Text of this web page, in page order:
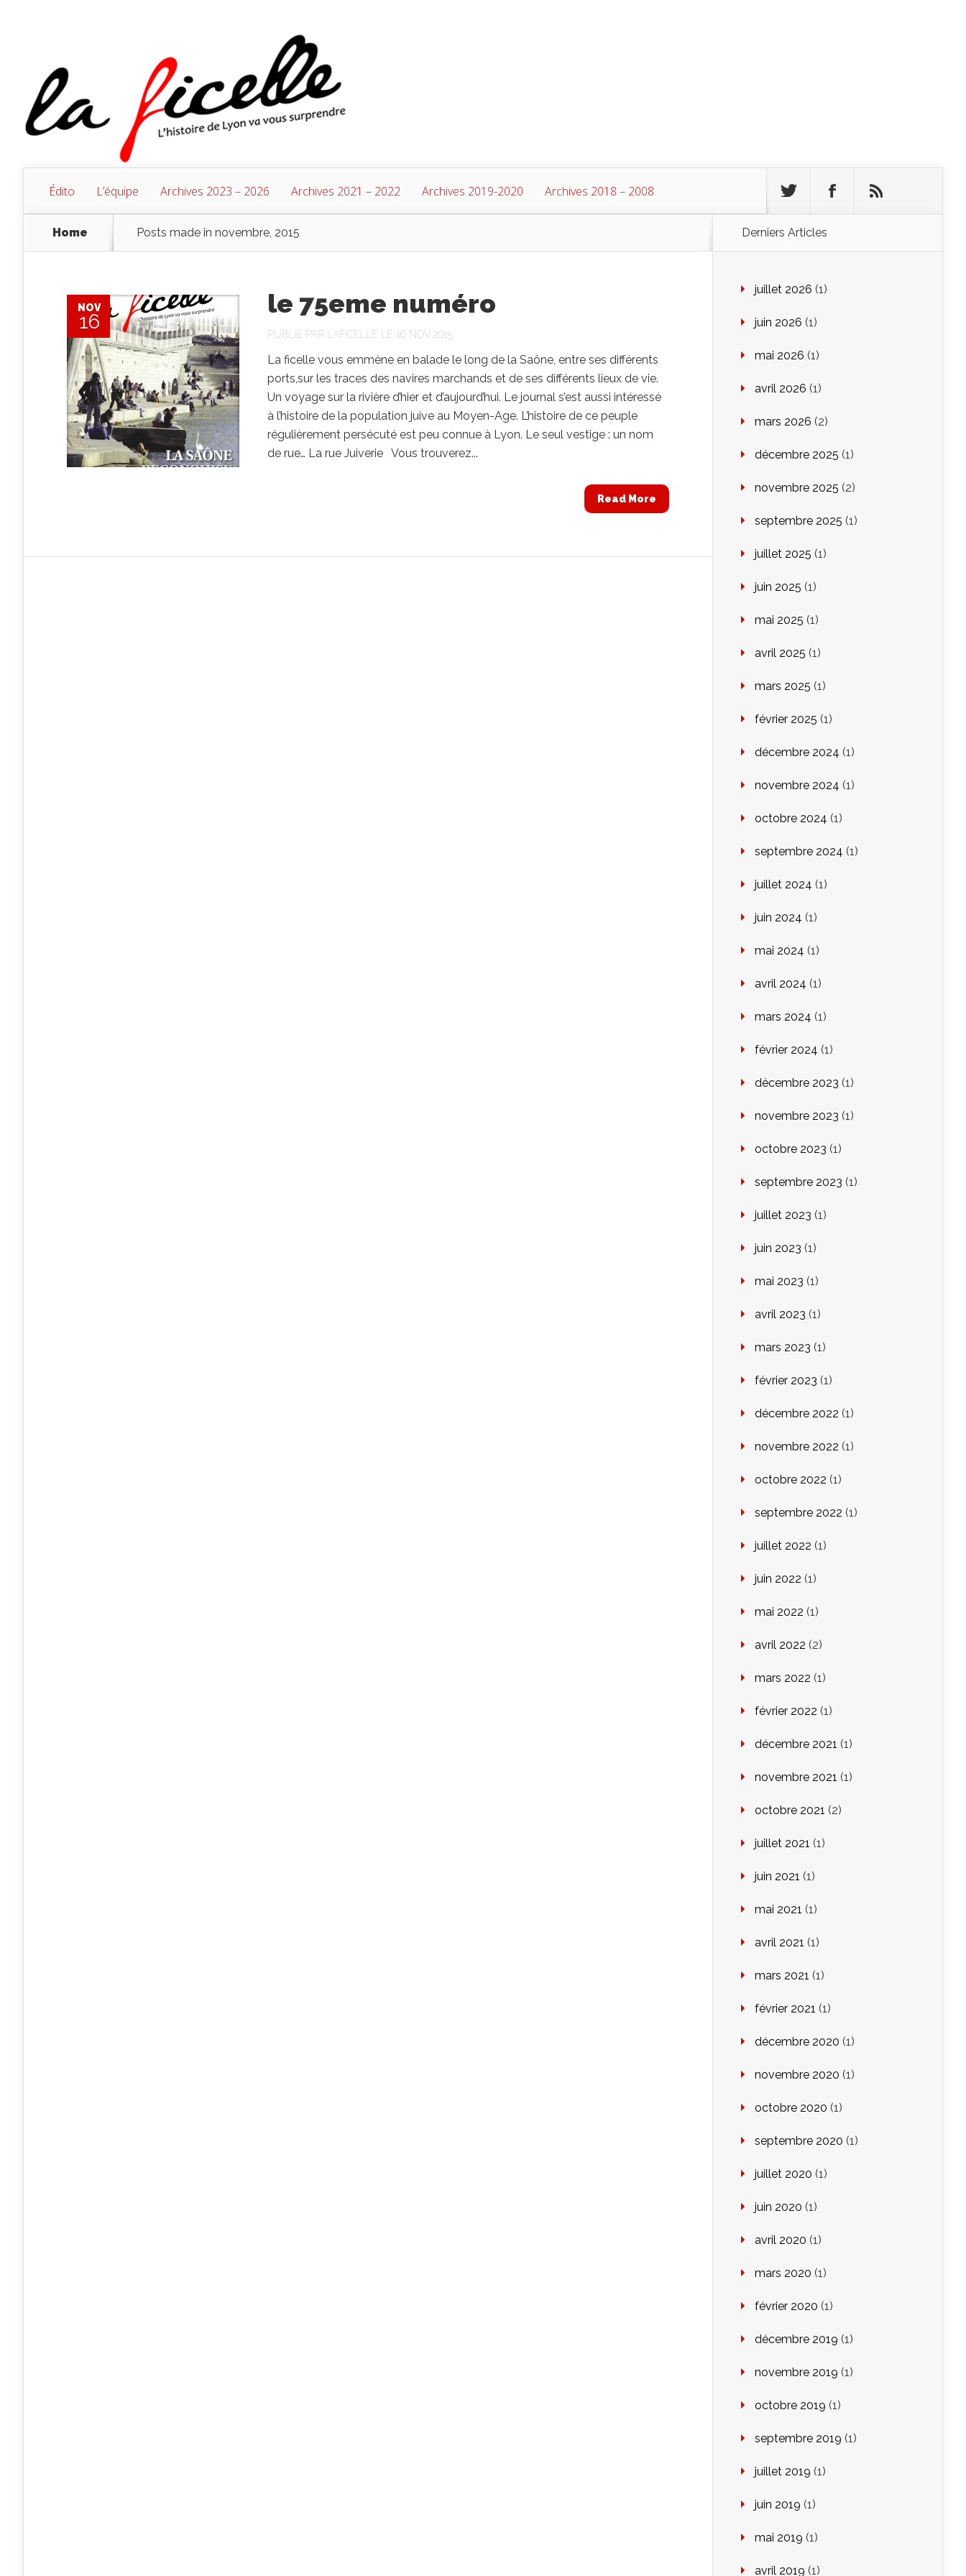
Édito L’équipe Archives 2023 – 2026 Archives 2021 – 2022 Archives 2019-2020 Archives 2018 – 2008
Home Posts made in novembre, 2015
NOV
16
le 75eme numéro
PUBLIÉ PAR LAFICELLE LE 16 NOV 2015
La ficelle vous emmène en balade le long de la Saône, entre ses différents
ports,sur les traces des navires marchands et de ses différents lieux de vie.
Un voyage sur la rivière d’hier et d’aujourd’hui. Le journal s’est aussi intéressé
à l’histoire de la population juive au Moyen-Age. L’histoire de ce peuple
régulièrement persécuté est peu connue à Lyon. Le seul vestige : un nom
de rue… La rue Juiverie Vous trouverez...
Read More
Derniers Articles
juillet 2026 (1)
juin 2026 (1)
mai 2026 (1)
avril 2026 (1)
mars 2026 (2)
décembre 2025 (1)
novembre 2025 (2)
septembre 2025 (1)
juillet 2025 (1)
juin 2025 (1)
mai 2025 (1)
avril 2025 (1)
mars 2025 (1)
février 2025 (1)
décembre 2024 (1)
novembre 2024 (1)
octobre 2024 (1)
septembre 2024 (1)
juillet 2024 (1)
juin 2024 (1)
mai 2024 (1)
avril 2024 (1)
mars 2024 (1)
février 2024 (1)
décembre 2023 (1)
novembre 2023 (1)
octobre 2023 (1)
septembre 2023 (1)
juillet 2023 (1)
juin 2023 (1)
mai 2023 (1)
avril 2023 (1)
mars 2023 (1)
février 2023 (1)
décembre 2022 (1)
novembre 2022 (1)
octobre 2022 (1)
septembre 2022 (1)
juillet 2022 (1)
juin 2022 (1)
mai 2022 (1)
avril 2022 (2)
mars 2022 (1)
février 2022 (1)
décembre 2021 (1)
novembre 2021 (1)
octobre 2021 (2)
juillet 2021 (1)
juin 2021 (1)
mai 2021 (1)
avril 2021 (1)
mars 2021 (1)
février 2021 (1)
décembre 2020 (1)
novembre 2020 (1)
octobre 2020 (1)
septembre 2020 (1)
juillet 2020 (1)
juin 2020 (1)
avril 2020 (1)
mars 2020 (1)
février 2020 (1)
décembre 2019 (1)
novembre 2019 (1)
octobre 2019 (1)
septembre 2019 (1)
juillet 2019 (1)
juin 2019 (1)
mai 2019 (1)
avril 2019 (1)